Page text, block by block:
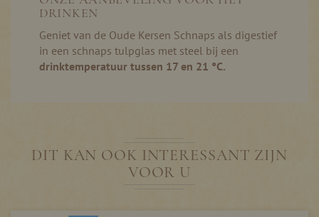
DRINKEN
Geniet van de Oude Kersen Schnaps als digestief
in een schnaps tulpglas met steel bij een
drinktemperatuur tussen 17 en 21 °C.
DIT KAN OOK INTERESSANT ZIJN
VOOR U